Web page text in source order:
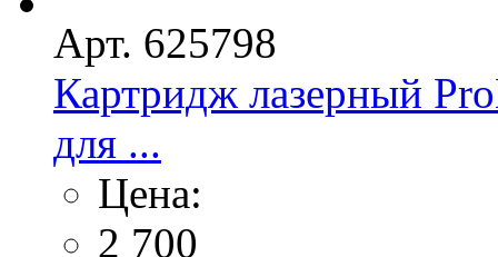
Арт. 625798
Картридж лазерный
для ...
Цена:
2 700